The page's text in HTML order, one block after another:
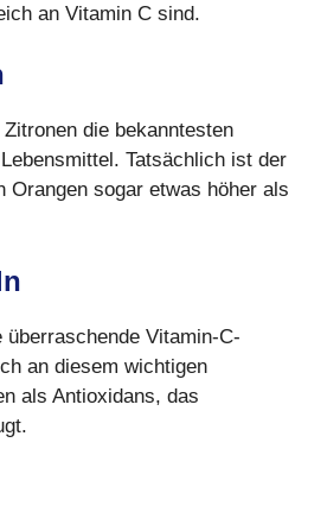
an Vitamin C sind.
die bekanntesten
Tatsächlich ist der
Orangen sogar etwas höher als
überraschende Vitamin-C-
an diesem wichtigen
als Antioxidans, das